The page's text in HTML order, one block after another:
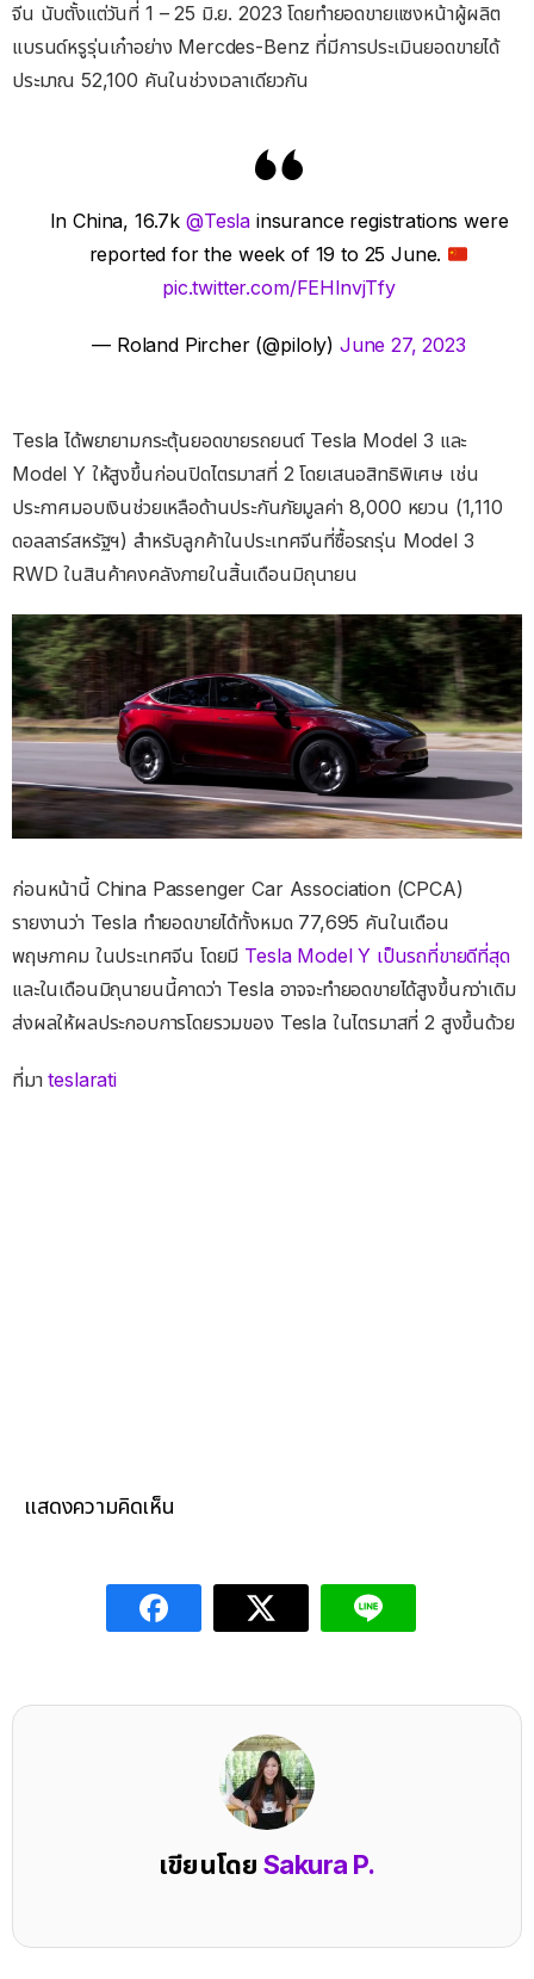
จีน นับตั้งแต่วันที่ 1 – 25 มิ.ย. 2023 โดยทำยอดขายแซงหน้าผู้ผลิต
แบรนด์หรูรุ่นเก๋าอย่าง Mercdes-Benz ที่มีการประเมินยอดขายได้
ประมาณ 52,100 คันในช่วงเวลาเดียวกัน
In China, 16.7k@Tesla insurance registrations were
reported for the week of 19 to 25 June.
pic.twitter.com/FEHlnvjTfy
— Roland Pircher (@piloly) June 27, 2023
Tesla ได้พยายามกระตุ้นยอดขายรถยนต์ Tesla Model 3 และ
Model Y ให้สูงขึ้นก่อนปิดไตรมาสที่ 2 โดยเสนอสิทธิพิเศษ เช่น
ประกาศมอบเงินช่วยเหลือด้านประกันภัยมูลค่า 8,000 หยวน (1,110
ดอลลาร์สหรัฐฯ) สำหรับลูกค้าในประเทศจีนที่ซื้อรถรุ่น Model 3
RWD ในสินค้าคงคลังภายในสิ้นเดือนมิถุนายน
ก่อนหน้านี้ China Passenger Car Association (CPCA)
รายงานว่า Tesla ทำยอดขายได้ทั้งหมด 77,695 คันในเดือน
พฤษภาคม ในประเทศจีน โดยมี Tesla Model Y เป็นรถที่ขายดีที่สุด
และในเดือนมิถุนายนนี้คาดว่า Tesla อาจจะทำยอดขายได้สูงขึ้นกว่าเดิม
ส่งผลให้ผลประกอบการโดยรวมของ Tesla ในไตรมาสที่ 2 สูงขึ้นด้วย
ที่มาteslarati
แสดงความคิดเห็น
เขียนโดย Sakura P.